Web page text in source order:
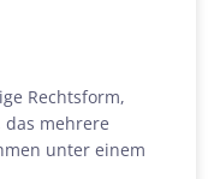
Rechtsform,
mehrere
unter einem